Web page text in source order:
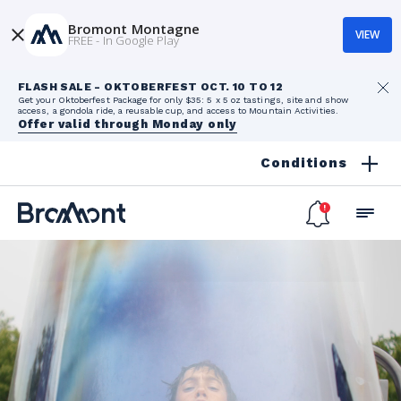
FLASH SALE - OKTOBERFEST OCT. 10 TO 12
Get your Oktoberfest Package for only $35: 5 x 5 oz tastings, site and show
access, a gondola ride, a reusable cup, and access to Mountain Activities.
Offer valid through Monday only
Conditions
Bromont Montagne
FREE - In Google Play VIEW